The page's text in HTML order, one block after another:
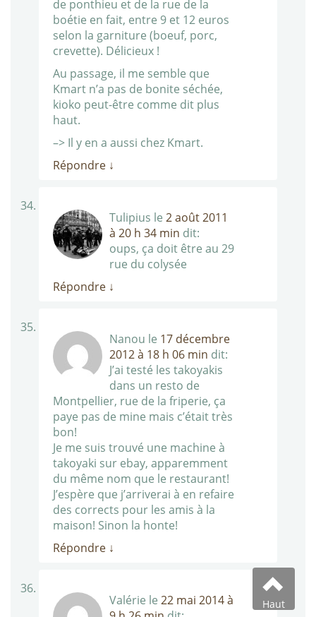
de ponthieu et de la rue de la
boétie en fait, entre 9 et 12 euros
selon la garniture (boeuf, porc,
crevette). Délicieux !
Au passage, il me semble que
Kmart n’a pas de bonite séchée,
kioko peut-être comme dit plus
haut.
–> Il y en a aussi chez Kmart.
Répondre ↓
Tulipius le 2 août 2011
à 20 h 34 min dit:
oups, ça doit être au 29
rue du colysée
Répondre ↓
Nanou le 17 décembre
2012 à 18 h 06 min dit:
J’ai testé les takoyakis
dans un resto de
Montpellier, rue de la friperie, ça
paye pas de mine mais c’était très
bon!
Je me suis trouvé une machine à
takoyaki sur ebay, apparemment
du même nom que le restaurant!
J’espère que j’arriverai à en refaire
des corrects pour les amis à la
maison! Sinon la honte!
Répondre ↓
Valérie le 22 mai 2014 à
Haut